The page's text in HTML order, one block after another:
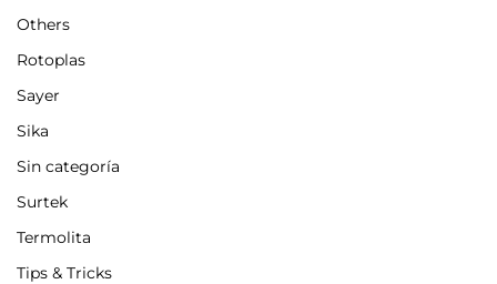
Others
Rotoplas
Sayer
Sika
Sin categoría
Surtek
Termolita
Tips & Tricks